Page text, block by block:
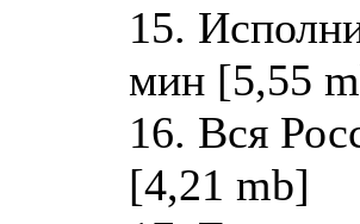
15.
мин [5,55
16. Вся
[4,21 mb]